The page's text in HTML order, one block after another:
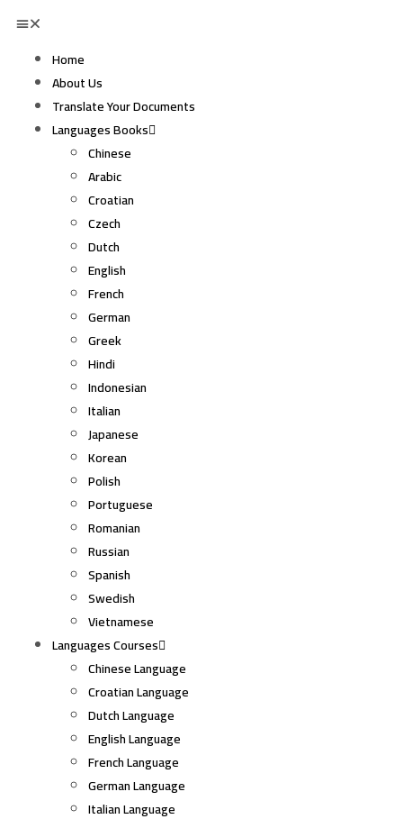
Home
About Us
Translate Your Documents
Languages Books
Chinese
Arabic
Croatian
Czech
Dutch
English
French
German
Greek
Hindi
Indonesian
Italian
Japanese
Korean
Polish
Portuguese
Romanian
Russian
Spanish
Swedish
Vietnamese
Languages Courses
Chinese Language
Croatian Language
Dutch Language
English Language
French Language
German Language
Italian Language